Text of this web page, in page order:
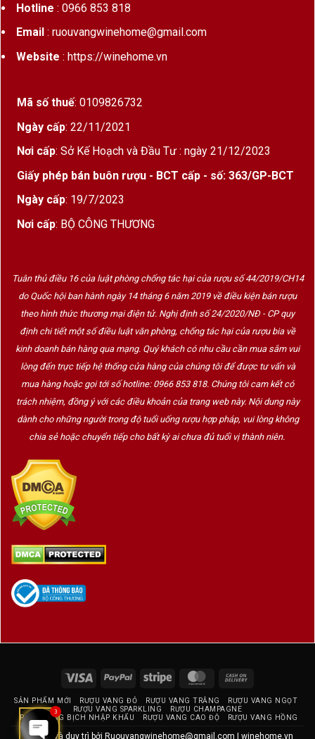
Hotline : 0966 853 818
Email: ruouvangwinehome@gmail.com
Website : https://winehome.vn
Mã số thuế: 0109826732
Ngày cấp: 22/11/2021
Nơi cấp: Sở Kế Hoạch và Đầu Tư : ngày 21/12/2023
Giấy phép bán buôn rượu - BCT cấp - số: 363/GP-BCT
Ngày cấp: 19/7/2023
Nơi cấp: BỘ CÔNG THƯƠNG
Tuân thủ điều 16 của luật phòng chống tác hại của rượu số 44/2019/CH14
do Quốc hội ban hành ngày 14 tháng 6 năm 2019 về điều kiện bán rượu
theo hình thức thương mại điện tử. Nghị định số 24/2020/NĐ - CP quy
định chi tiết một số điều luật văn phòng, chống tác hại của rượu bia về
kinh doanh bán hàng qua mạng. Quý khách có nhu cầu cần mua sắm vui
lòng đến trực tiếp hệ thống cửa hàng của chúng tôi để được tư vấn và
mua hàng hoặc gọi tới số hotline: 0966 853 818. Chúng tôi cam kết có
trách nhiệm, đồng ý với các điều khoản của trang web này. Nội dung này
dành cho những người trong độ tuổi uống rượu hợp pháp, vui lòng không
chia sẻ hoặc chuyển tiếp cho bất kỳ ai chưa đủ tuổi vị thành niên.
Visa PayPal Stripe MasterCard
Delivery
SẢN PHẨM MỚI RƯỢU VANG ĐỎ RƯỢU VANG TRẮNG
RƯỢU VANG NGỌT
RƯỢU VANG SPARKLING
RƯỢU CHAMPAGNE
RƯỢU VANG BỊCH NHẬP KHẨU
RƯỢU VANG CAO ĐỘ RƯỢU VANG HỒNG
Thiết kế và duy trì bởi Ruouvangwinehome@gmail.com winehome.vn
3